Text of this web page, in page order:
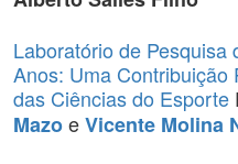
Laboratório de
Anos: Uma Contribuição
das Ciências do Esporte
MazoeVicente Molina